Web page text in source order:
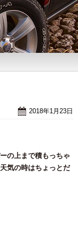
2018年1月23日
の上まで積もっちゃ
気の時はちょっとだ